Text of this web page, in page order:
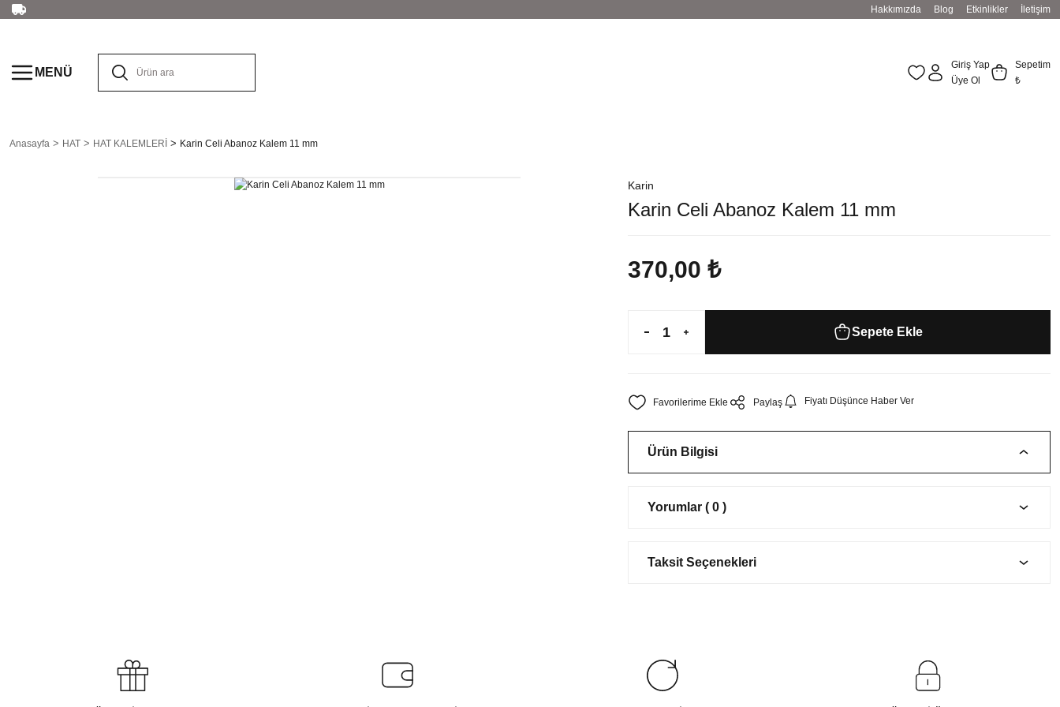
Hakkımızda Blog Etkinlikler İletişim
MENÜ
Giriş Yap
Üye Ol
Sepetim
₺
Anasayfa HAT HAT KALEMLERİ Karin Celi Abanoz Kalem 11 mm
Karin
Karin Celi Abanoz Kalem 11 mm
370,00 ₺
Sepete Ekle
Paylaş Fiyatı Düşünce Haber Ver
Ürün Bilgisi
Yorumlar ( 0 )
Taksit Seçenekleri